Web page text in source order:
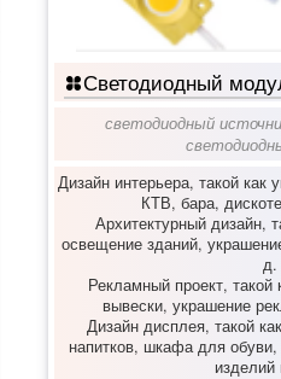
Светодиодный
светодиодный
Дизайн интерьера, такой как
КТВ, бара,
Архитектурный дизайн,
освещение зданий,
д.
Рекламный проект,
вывески, украшение
Дизайн дисплея, такой
напитков, шкафа для
изделий